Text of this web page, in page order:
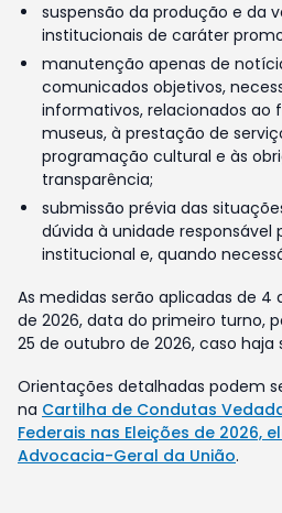
suspensão da produção e da
institucionais de caráter
manutenção apenas de
comunicados objetivos,
informativos, relacionados ao
museus, à prestação de
programação cultural e às
transparência;
submissão prévia das
dúvida à unidade
institucional e, quando
As medidas serão aplicadas de 4
de 2026, data do primeiro turno,
25 de outubro de 2026, caso haja
Orientações detalhadas podem
na Cartilha de Condutas
Federais nas Eleições de 2026,
Advocacia-Geral da União.